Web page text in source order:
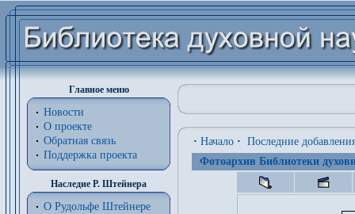
Главное меню
Новости
О проекте
Обратная связь
Поддержка проекта
Наследие Р. Штейнера
О Рудольфе Штейнере
· Начало · Последние
Фотоархив Библиотеки